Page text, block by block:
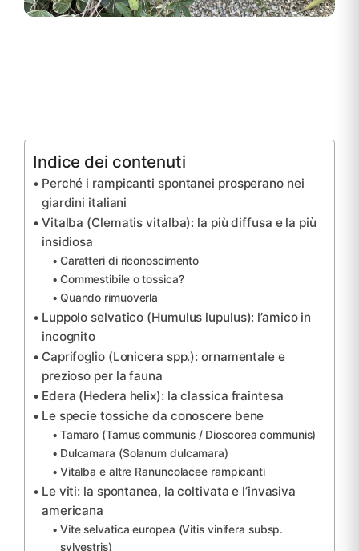
Indice dei contenuti
Perché i rampicanti spontanei prosperano nei
giardini italiani
Vitalba (Clematis vitalba): la più diffusa e la più
insidiosa
Caratteri di riconoscimento
Commestibile o tossica?
Quando rimuoverla
Luppolo selvatico (Humulus lupulus): l’amico in
incognito
Caprifoglio (Lonicera spp.): ornamentale e
prezioso per la fauna
Edera (Hedera helix): la classica fraintesa
Le specie tossiche da conoscere bene
Tamaro (Tamus communis / Dioscorea communis)
Dulcamara (Solanum dulcamara)
Vitalba e altre Ranuncolacee rampicanti
Le viti: la spontanea, la coltivata e l’invasiva
americana
Vite selvatica europea (Vitis vinifera subsp.
sylvestris)